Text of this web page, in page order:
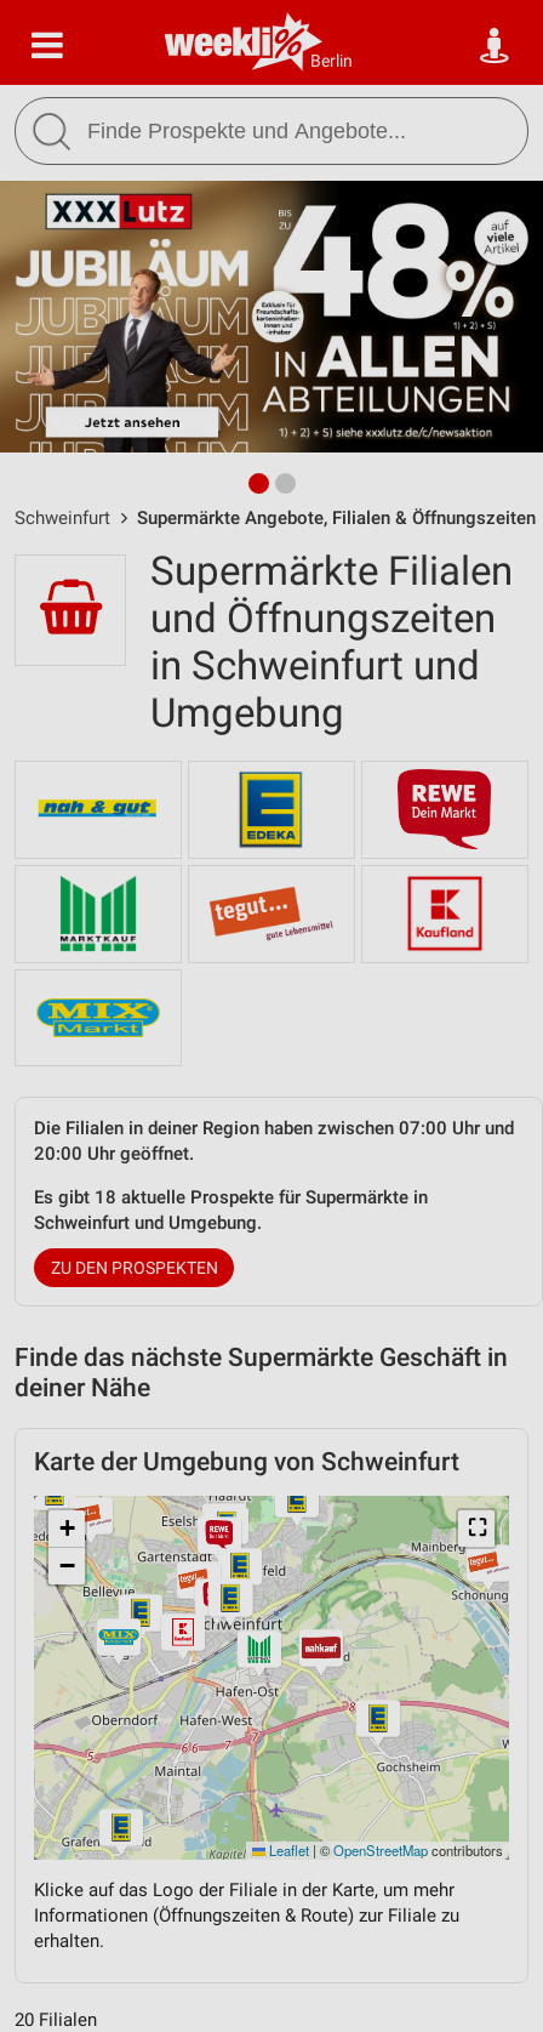
Berlin
Schweinfurt Supermärkte Angebote, Filialen & Öffnungszeiten
Supermärkte Filialen
und Öffnungszeiten
in Schweinfurt und
Umgebung
Die Filialen in deiner Region haben zwischen 07:00 Uhr und
20:00 Uhr geöffnet.
Es gibt 18 aktuelle Prospekte für Supermärkte in
Schweinfurt und Umgebung.
ZU DEN PROSPEKTEN
Finde das nächste Supermärkte Geschäft in
deiner Nähe
Karte der Umgebung von Schweinfurt
⛶
+
−
Leaflet | ©OpenStreetMapcontributors
Klicke auf das Logo der Filiale in der Karte, um mehr
Informationen (Öffnungszeiten & Route) zur Filiale zu
erhalten.
20 Filialen